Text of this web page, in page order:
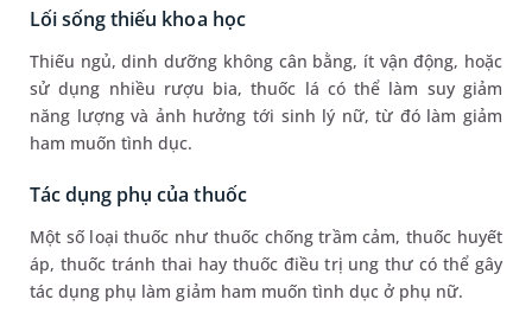
Lối sống thiếu khoa học
Thiếu ngủ, dinh dưỡng không cân bằng, ít vận động, hoặc
sử dụng nhiều rượu bia, thuốc lá có thể làm suy giảm
năng lượng và ảnh hưởng tới sinh lý nữ, từ đó làm giảm
ham muốn tình dục.
Tác dụng phụ của thuốc
Một số loại thuốc như thuốc chống trầm cảm, thuốc huyết
áp, thuốc tránh thai hay thuốc điều trị ung thư có thể gây
tác dụng phụ làm giảm ham muốn tình dục ở phụ nữ.